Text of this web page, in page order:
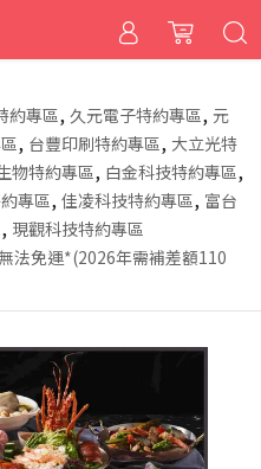
約專區, 久元電子特約專區, 元
, 台豐印刷特約專區, 大立光特
物特約專區, 白金科技特約專區,
專區, 佳凌科技特約專區, 富台
, 現觀科技特約專區
法免運*(2026年需補差額110